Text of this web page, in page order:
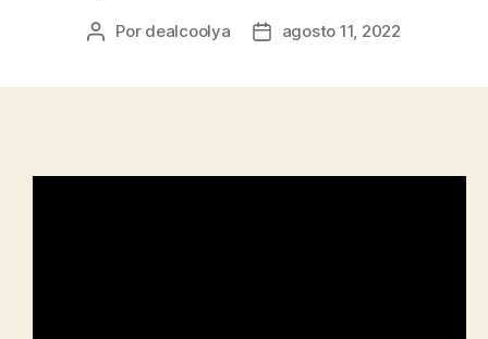
Autor
Por dealcoolya
Fechaagosto 11, 2022